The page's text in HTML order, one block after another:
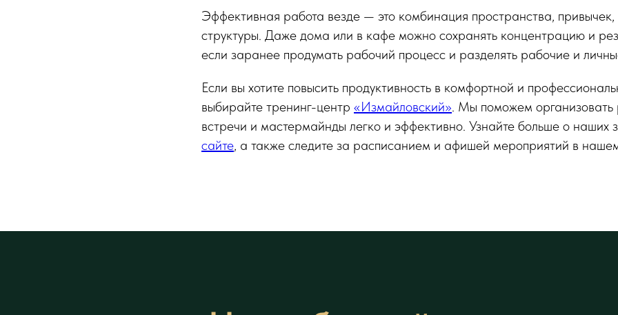
Эффективная работа везде — это комбинация пространства, привычек,
структуры. Даже дома или в кафе можно сохранять концентрацию и
если заранее продумать рабочий процесс и разделять рабочие и
Если вы хотите повысить продуктивность в комфортной и
выбирайте тренинг-центр «Измайловский». Мы поможем организовать
встречи и мастермайнды легко и эффективно. Узнайте больше о наших
сайте, а также следите за расписанием и афишей мероприятий в